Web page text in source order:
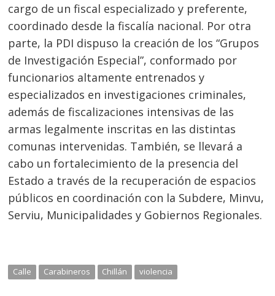
cargo de un fiscal especializado y preferente,
coordinado desde la fiscalía nacional. Por otra
parte, la PDI dispuso la creación de los “Grupos
de Investigación Especial”, conformado por
funcionarios altamente entrenados y
especializados en investigaciones criminales,
además de fiscalizaciones intensivas de las
armas legalmente inscritas en las distintas
comunas intervenidas. También, se llevará a
cabo un fortalecimiento de la presencia del
Estado a través de la recuperación de espacios
públicos en coordinación con la Subdere, Minvu,
Serviu, Municipalidades y Gobiernos Regionales.
Calle Carabineros Chillán violencia